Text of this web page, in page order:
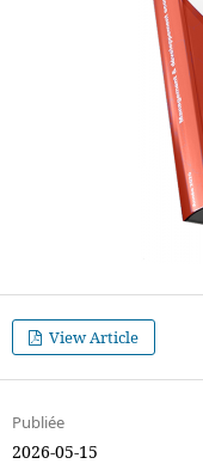
View Article
Publiée
2026-05-15